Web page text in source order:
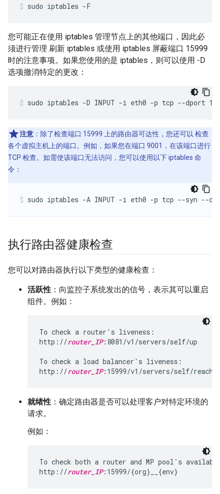
sudo iptables -F
您可能正在使用 iptables 管理节点上的其他端口，因此必
须进行管理 刷新 iptables 或使用 iptables 屏蔽端口 15999
时的注意事项。如果您使用的是 iptables，则可以使用 -D
选项撤消特定的更改：
sudo iptables -D INPUT -i eth0 -p tcp --dport
注意 ：除了检查端口 15999 上的路由器可达性，您还可以 检查
各个虚拟主机上的端口。例如，如果您在端口 9001，在该端口进行
TCP 检查。如需使该端口无法访问，您可以使用以下 iptables 命
令：
sudo iptables -A INPUT -i eth0 -p tcp --syn --
执行路由器健康检查
您可以对路由器执行以下类型的健康检查：
活跃性 ：向监控子系统发出的信号，表示其可以重启
组件。例如：
To check a router's liveness:
http://router_IP:8081/v1/servers/self/up
To check a load balancer's liveness:
http://router_IP:15999/v1/servers/self/
就绪性 ：确定路由器是否可以处理客户对特定环境的
请求。
例如：
To check both a router and MP pool's
http://router_IP:15999/{org}__{env}